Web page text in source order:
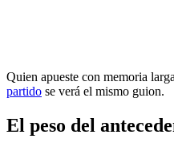
Quien apueste con memoria
partido se verá el mismo guion.
El peso del